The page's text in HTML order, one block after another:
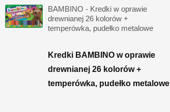
BAMBINO - Kredki w oprawie
drewnianej 26 kolorów +
temperówka, pudełko metalowe
Kredki BAMBINO w oprawie
drewnianej 26 kolorów +
temperówka, pudełko metalowe